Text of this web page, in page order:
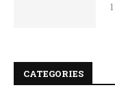
CATEGORIES